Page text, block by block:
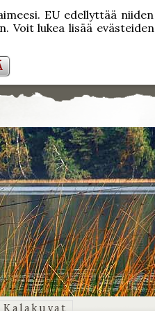
EU edellyttää niiden
Voit lukea lisää evästeiden
Kalakuvat